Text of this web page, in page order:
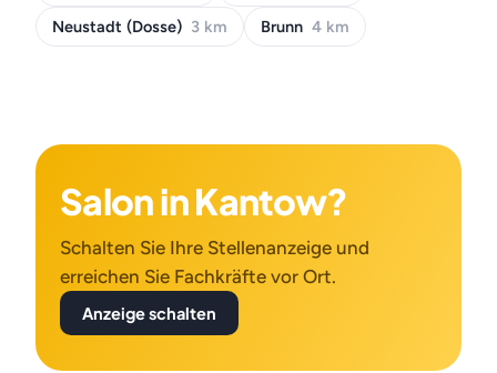
Neustadt (Dosse) 3 km Brunn 4 km
Salon in Kantow?
Schalten Sie Ihre Stellenanzeige und
erreichen Sie Fachkräfte vor Ort.
Anzeige schalten